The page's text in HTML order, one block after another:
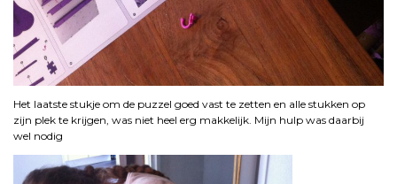
Het laatste stukje om de puzzel goed vast te zetten en alle stukken op
zijn plek te krijgen, was niet heel erg makkelijk. Mijn hulp was daarbij
wel nodig